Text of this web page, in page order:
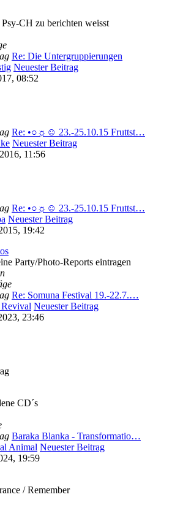
CH zu berichten weisst
Re: Die Untergruppierungen
Neuester Beitrag
08:52
Re: •○☼☺ 23.-25.10.15 Fruttst…
Neuester Beitrag
11:56
Re: •○☼☺ 23.-25.10.15 Fruttst…
Neuester Beitrag
19:42
Party/Photo-Reports eintragen
Re: Somuna Festival 19.-22.7.…
Neuester Beitrag
23:46
CD´s
Baraka Blanka - Transformatio…
Animal Neuester Beitrag
19:59
/ Remember